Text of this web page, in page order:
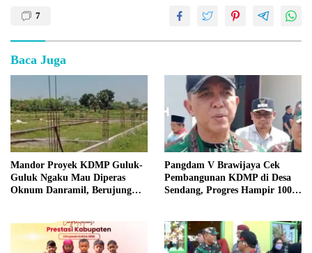
7
Baca Juga
Mandor Proyek KDMP Guluk-
Guluk Ngaku Mau Diperas
Oknum Danramil, Berujung
Pangdam V Brawijaya Cek
Pembangunan KDMP di Desa
Sendang, Progres Hampir 100